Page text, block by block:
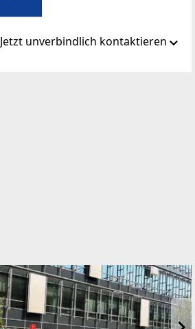
Jetzt unverbindlich kontaktieren